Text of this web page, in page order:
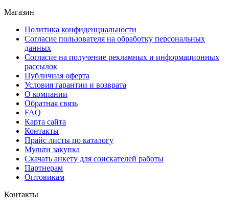
Магазин
Политика конфиденциальности
Согласие пользователя на обработку персональных
данных
Согласие на получение рекламных и информационных
рассылок
Публичная оферта
Условия гарантии и возврата
О компании
Обратная связь
FAQ
Карта сайта
Контакты
Прайс листы по каталогу
Мульти закупка
Скачать анкету для соискателей работы
Партнерам
Оптовикам
Контакты